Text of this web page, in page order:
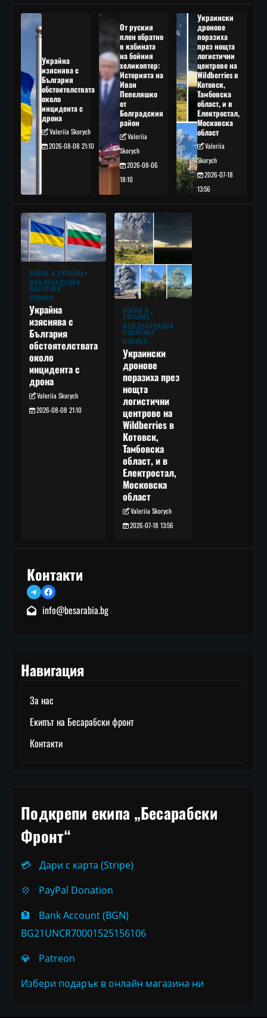
Украйна
изяснява с
България
обстоятелствата
около
инцидента с
дрона
Valeriia Skorych
2026-08-08 21:10
От руския
плен обратно
в кабината
на бойния
хеликоптер:
Историята на
Иван
Пепеляшко
от
Болградския
район
Valeriia
Skorych
2026-08-06
18:10
Украински
дронове
поразиха
през нощта
логистични
центрове на
Wildberries в
Котовск,
Тамбовска
област, и в
Електростал,
Московска
област
Valeriia
Skorych
2026-07-18
13:56
ВОЙНА В УКРАЙНА
МЕЖДУНАРОДНА
ПОЛИТИКА
НОВИНИ
Украйна
изяснява с
България
обстоятелствата
около
инцидента с
дрона
Valeriia Skorych
2026-08-08 21:10
ВОЙНА В
УКРАЙНА
МЕЖДУНАРОДНА
ПОЛИТИКА
НОВИНИ
Украински
дронове
поразиха през
нощта
логистични
центрове на
Wildberries в
Котовск,
Тамбовска
област, и в
Електростал,
Московска
област
Valeriia Skorych
2026-07-18 13:56
Контакти
TelegramFacebook
info@besarabia.bg
Навигация
За нас
Екипът на Бесарабски фронт
Контакти
Подкрепи екипа „Бесарабски
Фронт“
💳
Дари с карта (Stripe)
💠
PayPal Donation
🏦
Bank Account (BGN)
BG21UNCR70001525156106
💎
Patreon
Избери подарък в онлайн магазина ни